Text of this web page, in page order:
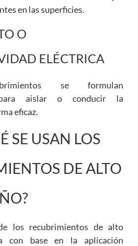
en las superficies.
O
ELÉCTRICA
se formulan
para aislar o conducir la
eficaz.
SE USAN LOS
DE ALTO
los recubrimientos de alto
con base en la aplicación